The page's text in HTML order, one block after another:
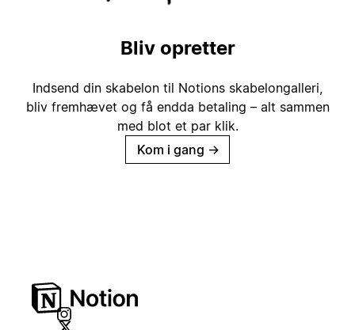
Bliv opretter
Indsend din skabelon til Notions skabelongalleri,
bliv fremhævet og få endda betaling – alt sammen
med blot et par klik.
Kom i gang →